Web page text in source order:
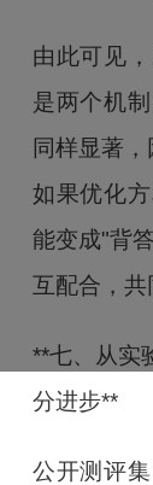
由此可见
是两个机
同样显著
如果优化
能变成"背
互配合，共
**七、从实
分进步**
公开测评